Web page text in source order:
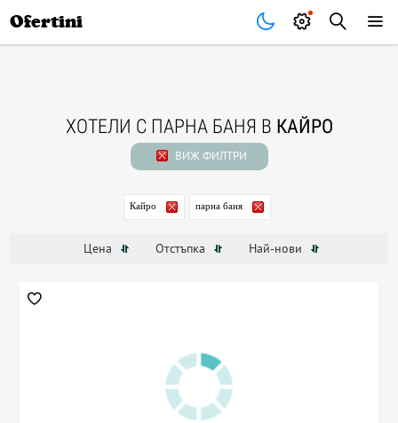
Ofertini
ХОТЕЛИ С ПАРНА БАНЯ В КАЙРО
ВИЖ ФИЛТРИ
Кайро парна баня
Цена Отстъпка Най-нови